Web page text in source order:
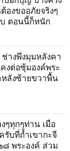
องขออภัยจริงๆ
บ ตอนนี้ก็หนัก
างพึ่งมุมหลังคา
งต่อซุ้มองค์พระ
หลังซ้ายขวาพื้น
ๆทุกๆท่าน เมื่อ
รับที่ถ้ำเขากะจี
๘ พระองค์ ส่วม